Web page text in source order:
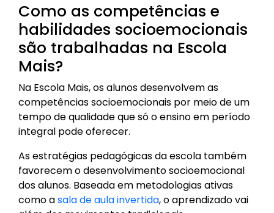
Como as competências e
habilidades socioemocionais
são trabalhadas na Escola
Mais?
Na Escola Mais, os alunos desenvolvem as
competências socioemocionais por meio de um
tempo de qualidade que só o ensino em período
integral pode oferecer.
As estratégias pedagógicas da escola também
favorecem o desenvolvimento socioemocional
dos alunos. Baseada em metodologias ativas
como asala de aula invertida, o aprendizado vai